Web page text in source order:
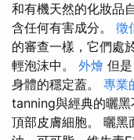
和有機天然的化妝品
含任何有害成分。 徵
的審查一樣，它們處
輕泡沫中。 外燴 但
身體的穩定蓋。 專業
tanning與經典的曬
頂部皮膚細胞。 曬黑